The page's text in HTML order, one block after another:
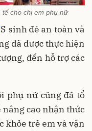
cho chị em phụ nữ
S sinh đẻ an toàn và
đã được thực hiện
đến hỗ trợ các
phụ nữ cũng đã tổ
cao nhận thức
khỏe trẻ em và vận